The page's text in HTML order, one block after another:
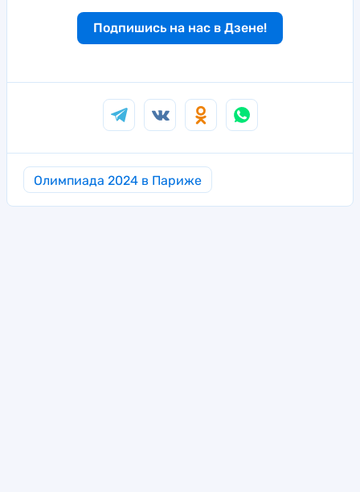
Подпишись на нас в Дзене!
Олимпиада 2024 в Париже